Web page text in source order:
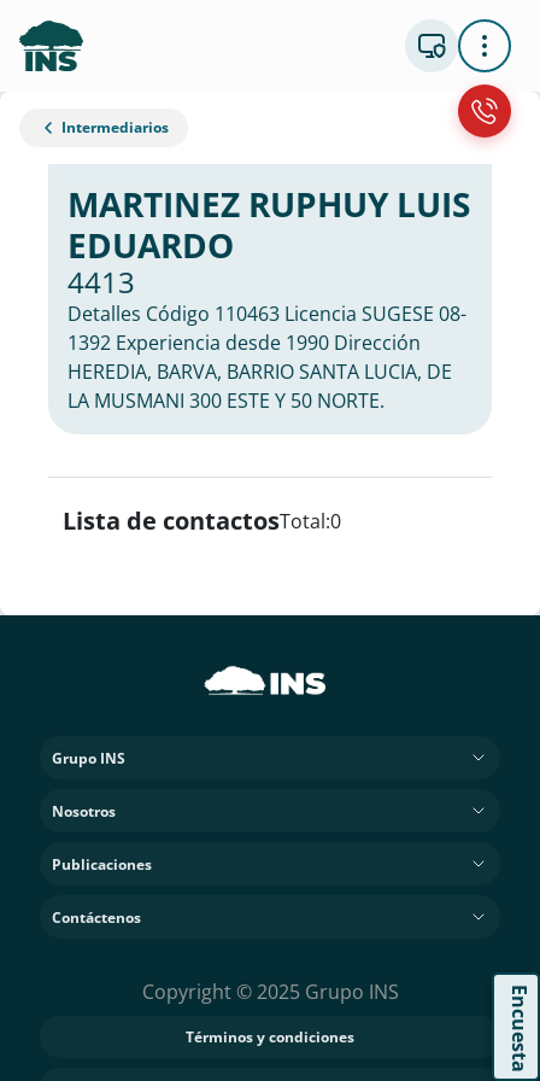
Intermediarios
Encuesta
MARTINEZ RUPHUY LUIS
EDUARDO
4413
Detalles Código 110463 Licencia SUGESE 08-
1392 Experiencia desde 1990 Dirección
HEREDIA, BARVA, BARRIO SANTA LUCIA, DE
LA MUSMANI 300 ESTE Y 50 NORTE.
Lista de contactosTotal:0
Grupo INS
Nosotros
Publicaciones
Contáctenos
Copyright © 2025 Grupo INS
Términos y condiciones